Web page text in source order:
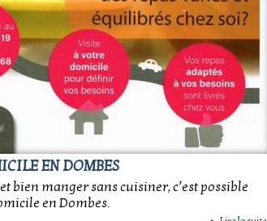
EN DOMBES
bien manger sans cuisiner, c’est possible
en Dombes.